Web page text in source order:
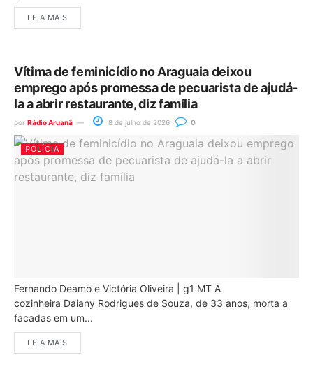
LEIA MAIS
Vítima de feminicídio no Araguaia deixou
emprego após promessa de pecuarista de ajudá-
la a abrir restaurante, diz família
por Rádio Aruanã 8 de julho de 2026 0
POLÍCIA
Fernando Deamo e Victória Oliveira | g1 MT A
cozinheira Daiany Rodrigues de Souza, de 33 anos, morta a
facadas em um...
LEIA MAIS